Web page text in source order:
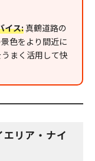
イス:真鶴道路の
色をより間近に
まく活用して快
リア・ナイ